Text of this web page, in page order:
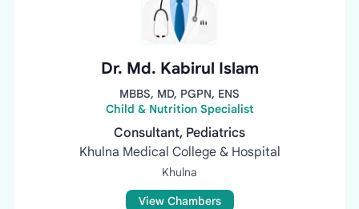
Dr. Md. Kabirul Islam
MBBS, MD, PGPN, ENS
Child & Nutrition Specialist
Consultant, Pediatrics
Khulna Medical College & Hospital
Khulna
View Chambers